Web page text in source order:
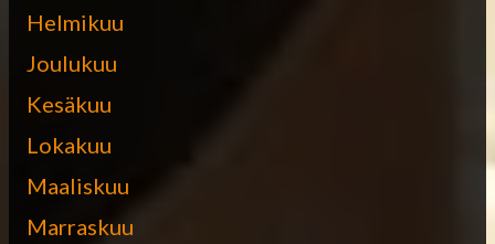
Helmikuu
Joulukuu
Kesäkuu
Lokakuu
Maaliskuu
Marraskuu